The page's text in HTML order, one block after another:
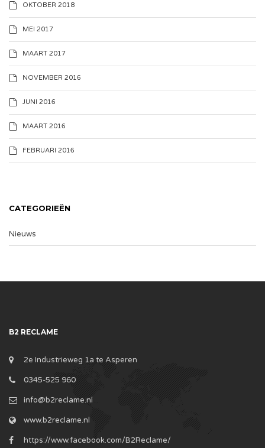
OKTOBER 2018
MEI 2017
MAART 2017
NOVEMBER 2016
JUNI 2016
MAART 2016
FEBRUARI 2016
CATEGORIEËN
Nieuws
B2 RECLAME
2e Industrieweg 1a te Asperen
0345-525 960
info@b2reclame.nl
www.b2reclame.nl
https://www.facebook.com/B2Reclame/